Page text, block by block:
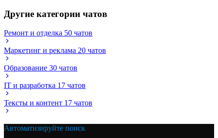
Другие категории чатов
Ремонт и отделка 50 чатов
Маркетинг и реклама 20 чатов
Образование 30 чатов
IT и разработка 17 чатов
Тексты и контент 17 чатов
Автоматизируйте поиск